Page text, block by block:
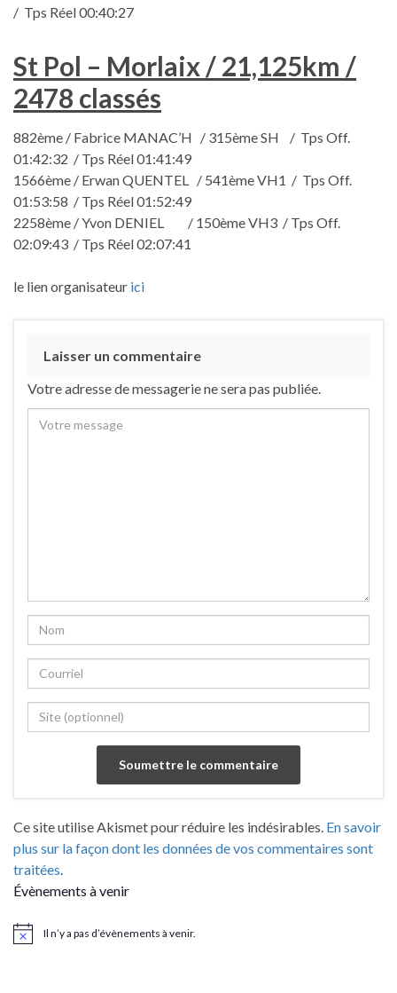
/ Tps Réel 00:40:27
St Pol – Morlaix / 21,125km /
2478 classés
882ème / Fabrice MANAC’H / 315ème SH / Tps Off.
01:42:32 / Tps Réel 01:41:49
1566ème / Erwan QUENTEL / 541ème VH1 / Tps Off.
01:53:58 / Tps Réel 01:52:49
2258ème / Yvon DENIEL / 150ème VH3 / Tps Off.
02:09:43 / Tps Réel 02:07:41
le lien organisateur ici
Laisser un commentaire
Votre adresse de messagerie ne sera pas publiée.
Ce site utilise Akismet pour réduire les indésirables. En savoir
plus sur la façon dont les données de vos commentaires sont
traitées
Évènements à venir
NoticeIl n’y a pas d’évènements à venir.